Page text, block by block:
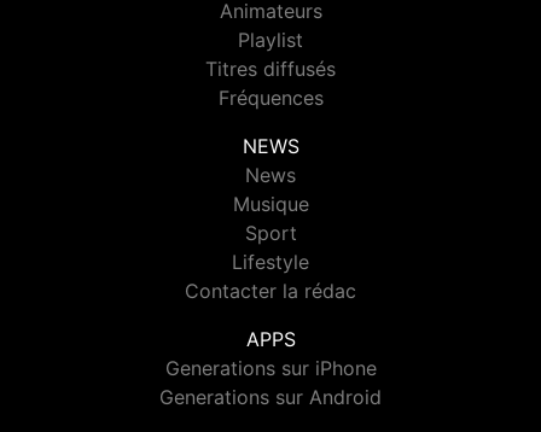
Animateurs
Playlist
Titres diffusés
Fréquences
NEWS
News
Musique
Sport
Lifestyle
Contacter la rédac
APPS
Generations sur iPhone
Generations sur Android